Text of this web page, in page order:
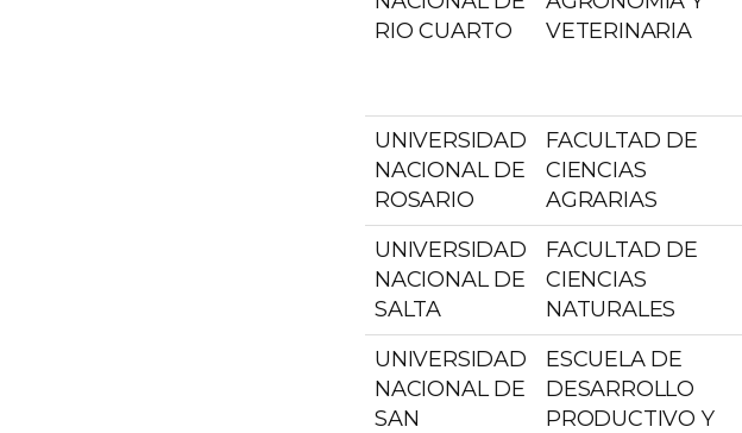
RIO CUARTO
VETERINARIA
UNIVERSIDAD
NACIONAL DE
ROSARIO
FACULTAD DE
CIENCIAS
AGRARIAS
UNIVERSIDAD
NACIONAL DE
SALTA
FACULTAD DE
CIENCIAS
NATURALES
UNIVERSIDAD
NACIONAL DE
SAN
ESCUELA DE
DESARROLLO
PRODUCTIVO Y